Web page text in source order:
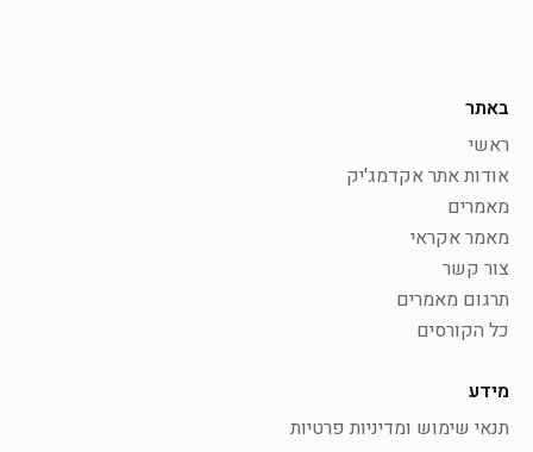
באתר
ראשי
אודות אתר אקדמג'יק
מאמרים
מאמר אקראי
צור קשר
תרגום מאמרים
כל הקורסים
מידע
תנאי שימוש ומדיניות פרטיות